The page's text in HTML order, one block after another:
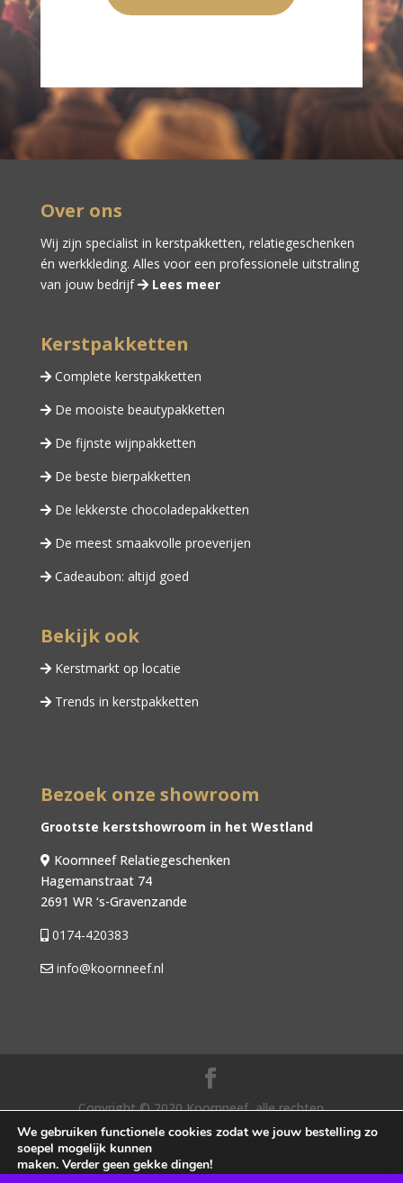
Over ons
Wij zijn specialist in kerstpakketten, relatiegeschenken
én werkkleding. Alles voor een professionele uitstraling
van jouw bedrijf
Lees meer
Kerstpakketten
Complete kerstpakketten
De mooiste beautypakketten
De fijnste wijnpakketten
De beste bierpakketten
De lekkerste chocoladepakketten
De meest smaakvolle proeverijen
Cadeaubon: altijd goed
Bekijk ook
Kerstmarkt op locatie
Trends in kerstpakketten
Bezoek onze showroom
Grootste kerstshowroom in het Westland
Koornneef Relatiegeschenken
Hagemanstraat 74
2691 WR ‘s-Gravenzande
0174-420383
info@koornneef.nl
Copyright © 2020 Koornneef, alle rechten
voorbehouden. |Algemene voorwaarden|
Privacybeleid
We gebruiken functionele cookies zodat we jouw bestelling zo
soepel mogelijk kunnen
maken. Verder geen gekke dingen!